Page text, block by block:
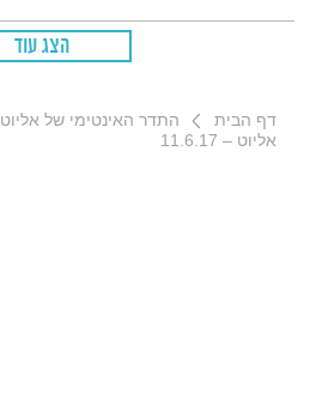
הצג עוד
דף הבית התדר האינטימי של אליוט
אליוט – 11.6.17